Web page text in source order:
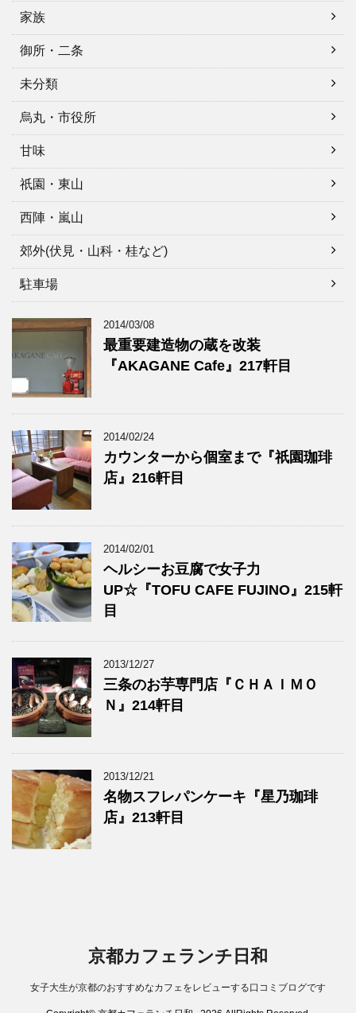
家族
御所・二条
未分類
烏丸・市役所
甘味
祇園・東山
西陣・嵐山
郊外(伏見・山科・桂など)
駐車場
2014/03/08
最重要建造物の蔵を改装
『AKAGANE Cafe』217軒目
2014/02/24
カウンターから個室まで『祇園珈琲
店』216軒目
2014/02/01
ヘルシーお豆腐で女子力
UP☆『TOFU CAFE FUJINO』215軒
目
2013/12/27
三条のお芋専門店『ＣＨＡＩＭＯ
Ｎ』214軒目
2013/12/21
名物スフレパンケーキ『星乃珈琲
店』213軒目
京都カフェランチ日和
女子大生が京都のおすすめなカフェをレビューする口コミブログです